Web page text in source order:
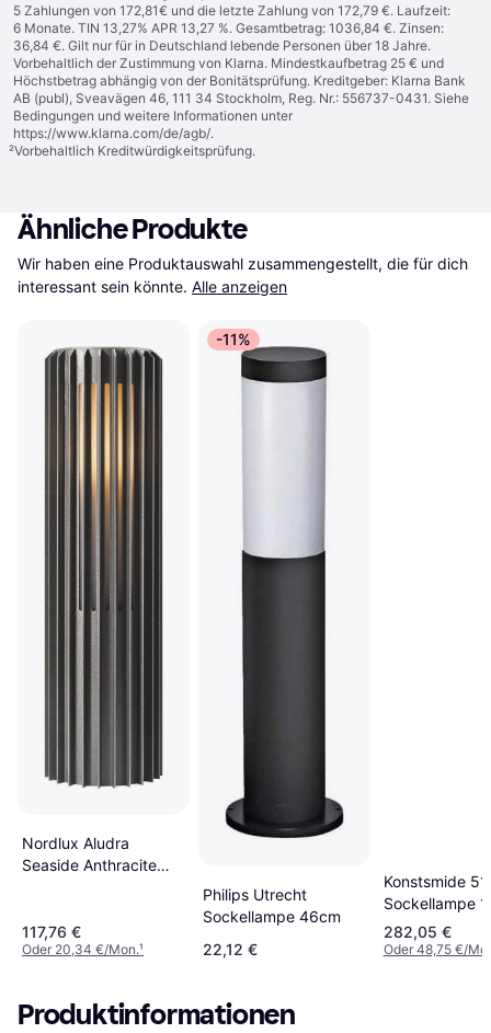
5 Zahlungen von 172,81€ und die letzte Zahlung von 172,79 €. Laufzeit:
6 Monate. TIN 13,27% APR 13,27 %. Gesamtbetrag: 1036,84 €. Zinsen:
36,84 €. Gilt nur für in Deutschland lebende Personen über 18 Jahre.
Vorbehaltlich der Zustimmung von Klarna. Mindestkaufbetrag 25 € und
Höchstbetrag abhängig von der Bonitätsprüfung. Kreditgeber: Klarna Bank
AB (publ), Sveavägen 46, 111 34 Stockholm, Reg. Nr.: 556737-0431. Siehe
Bedingungen und weitere Informationen unter
https://www.klarna.com/de/agb/.
²Vorbehaltlich Kreditwürdigkeitsprüfung.
Ähnliche Produkte
Wir haben eine Produktauswahl zusammengestellt, die für dich
interessant sein könnte. Alle anzeigen
Nordlux Aludra
Seaside Anthracite
117,76 €
Oder 20,34 €/Mon.¹
-11%
Philips Utrecht
Sockellampe 46cm
22,12 €
Konstsmide
Sockellampe
282,05 €
Oder 48,75 €/
Produktinformationen